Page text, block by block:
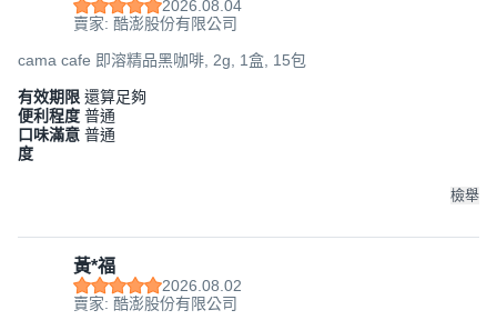
2026.08.04
賣家: 酷澎股份有限公司
cama cafe 即溶精品黑咖啡, 2g, 1盒, 15包
有效期限 還算足夠
便利程度 普通
口味滿意
度
普通
檢舉
黃*福
2026.08.02
賣家: 酷澎股份有限公司